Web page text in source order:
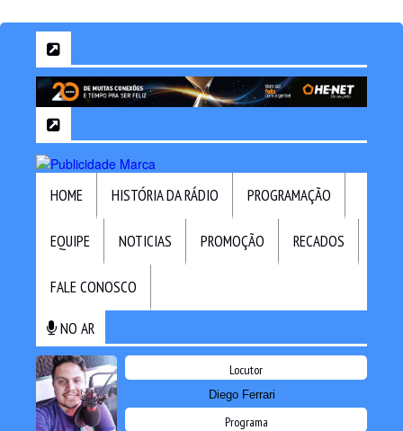
HOME HISTÓRIA DA RÁDIO PROGRAMAÇÃO
EQUIPE NOTICIAS PROMOÇÃO RECADOS
FALE CONOSCO
NO AR
Locutor
Diego Ferrari
Programa